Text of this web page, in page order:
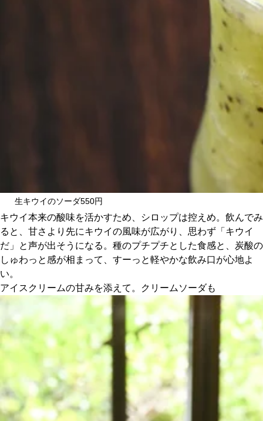
生キウイのソーダ550円
キウイ本来の酸味を活かすため、シロップは控えめ。飲んでみ
ると、甘さより先にキウイの風味が広がり、思わず「キウイ
だ」と声が出そうになる。種のプチプチとした食感と、炭酸の
しゅわっと感が相まって、すーっと軽やかな飲み口が心地よ
い。
アイスクリームの甘みを添えて。クリームソーダも